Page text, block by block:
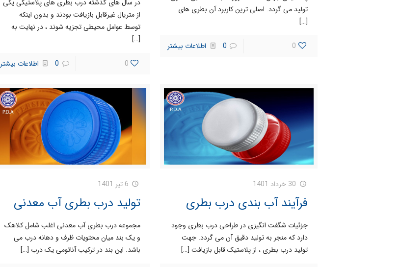
تولید می گردد. اصلی ترین کاربرد آن بطری های
[…]
0
0 اطلاعات بیشتر
در سال های گذشته درب بطری های پلاستیکی یکی
از متریال غیرقابل بازیافت بودند و بدون اینکه
توسط عوامل محیطی تجزیه شوند ، در نهایت به
[…]
0
0 اطلاعات بیشتر
30 خرداد 1401
فرآیند آب بندی درب بطری
جزئیات شگفت انگیزی در طراحی درب بطری وجود
دارد که منجر به تولید دقیق آن می گردد. جهت
تولید درب بطری ، از پلاستیک قابل بازیافت […]
6 تیر 1401
تولید درب بطری آب معدنی
مجموعه درب بطری آب معدنی اغلب شامل کلاهک
و یک بند میان محتویات ظرف و دهانه درب می
باشد. این بند در ترکیب آناتومی یک درب […]